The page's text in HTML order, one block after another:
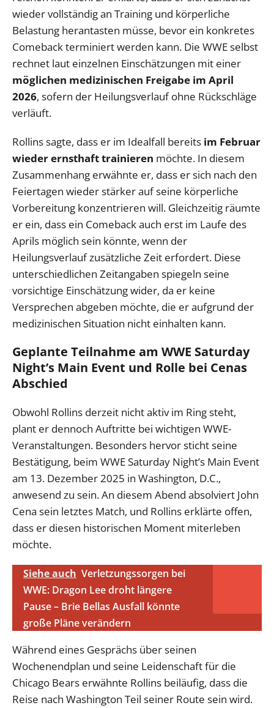
wieder vollständig an Training und körperliche
Belastung herantasten müsse, bevor ein konkretes
Comeback terminiert werden kann. Die WWE selbst
rechnet laut einzelnen Einschätzungen mit einer
möglichen medizinischen Freigabe im April
2026, sofern der Heilungsverlauf ohne Rückschläge
verläuft.
Rollins sagte, dass er im Idealfall bereits im Februar
wieder ernsthaft trainieren möchte. In diesem
Zusammenhang erwähnte er, dass er sich nach den
Feiertagen wieder stärker auf seine körperliche
Vorbereitung konzentrieren will. Gleichzeitig räumte
er ein, dass ein Comeback auch erst im Laufe des
Aprils möglich sein könnte, wenn der
Heilungsverlauf zusätzliche Zeit erfordert. Diese
unterschiedlichen Zeitangaben spiegeln seine
vorsichtige Einschätzung wider, da er keine
Versprechen abgeben möchte, die er aufgrund der
medizinischen Situation nicht einhalten kann.
Geplante Teilnahme am WWE Saturday
Night’s Main Event und Rolle bei Cenas
Abschied
Obwohl Rollins derzeit nicht aktiv im Ring steht,
plant er dennoch Auftritte bei wichtigen WWE-
Veranstaltungen. Besonders hervor sticht seine
Bestätigung, beim WWE Saturday Night’s Main Event
am 13. Dezember 2025 in Washington, D.C.,
anwesend zu sein. An diesem Abend absolviert John
Cena sein letztes Match, und Rollins erklärte offen,
dass er diesen historischen Moment miterleben
möchte.
Siehe auch Verletzungssorgen bei
WWE: Dragon Lee droht längere
Pause – Brie Bellas Ausfall könnte
große Pläne verändern
Während eines Gesprächs über seinen
Wochenendplan und seine Leidenschaft für die
Chicago Bears erwähnte Rollins beiläufig, dass die
Reise nach Washington Teil seiner Route sein wird.